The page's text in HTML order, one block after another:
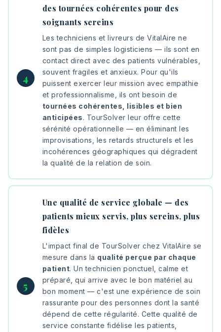
des tournées cohérentes pour des
soignants sereins
Les techniciens et livreurs de VitalAire ne
sont pas de simples logisticiens — ils sont en
contact direct avec des patients vulnérables,
souvent fragiles et anxieux. Pour qu'ils
puissent exercer leur mission avec empathie
et professionnalisme, ils ont besoin de
tournées cohérentes, lisibles et bien
anticipées. TourSolver leur offre cette
sérénité opérationnelle — en éliminant les
improvisations, les retards structurels et les
incohérences géographiques qui dégradent
la qualité de la relation de soin.
Une qualité de service globale — des
patients mieux servis, plus sereins, plus
fidèles
L'impact final de TourSolver chez VitalAire se
mesure dans la qualité perçue par chaque
patient. Un technicien ponctuel, calme et
préparé, qui arrive avec le bon matériel au
bon moment — c'est une expérience de soin
rassurante pour des personnes dont la santé
dépend de cette régularité. Cette qualité de
service constante fidélise les patients,